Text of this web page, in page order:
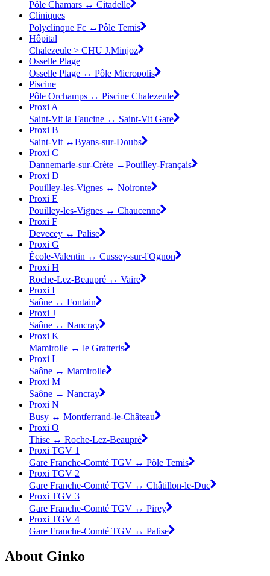
Pôle Chamars ↔ Citadelle
Cliniques
Polyclinque Fc ↔Pôle Temis
Hôpital
Chalezeule > CHU J.Minjoz
Osselle Plage
Osselle Plage ↔ Pôle Micropolis
Piscine
Pôle Orchamps ↔ Piscine Chalezeule
Proxi A
Saint-Vit la Faucine ↔ Saint-Vit Gare
Proxi B
Saint-Vit ↔Byans-sur-Doubs
Proxi C
Dannemarie-sur-Crète ↔Pouilley-Français
Proxi D
Pouilley-les-Vignes ↔ Noironte
Proxi E
Pouilley-les-Vignes ↔ Chaucenne
Proxi F
Devecey ↔ Palise
Proxi G
École-Valentin ↔ Cussey-sur-l'Ognon
Proxi H
Roche-Lez-Beaupré ↔ Vaire
Proxi I
Saône ↔ Fontain
Proxi J
Saône ↔ Nancray
Proxi K
Mamirolle ↔ le Gratteris
Proxi L
Saône ↔ Mamirolle
Proxi M
Saône ↔ Nancray
Proxi N
Busy ↔ Montferrand-le-Château
Proxi O
Thise ↔ Roche-Lez-Beaupré
Proxi TGV 1
Gare Franche-Comté TGV ↔ Pôle Temis
Proxi TGV 2
Gare Franche-Comté TGV ↔ Châtillon-le-Duc
Proxi TGV 3
Gare Franche-Comté TGV ↔ Pirey
Proxi TGV 4
Gare Franche-Comté TGV ↔ Palise
About Ginko